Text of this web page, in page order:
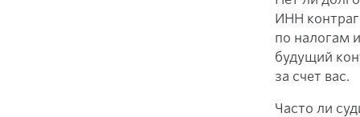
ИНН
по налогам
будущий
за счет вас.
Часто ли